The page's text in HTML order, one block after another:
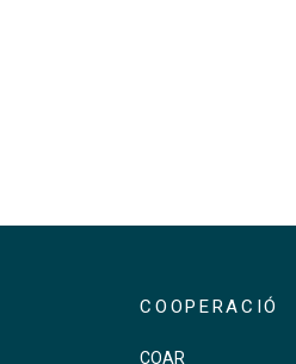
COOPERACIÓ
COAR